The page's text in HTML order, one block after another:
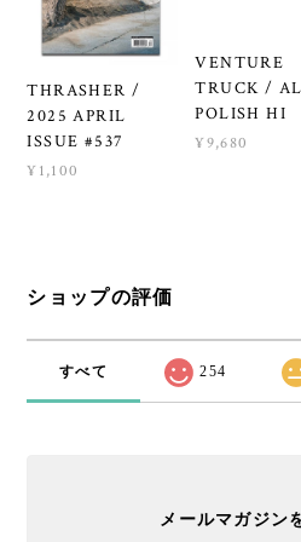
THRASHER /
2025 APRIL
ISSUE #537
¥1,100
VENTURE
TRUCK /
POLISH HI
¥9,680
ショップの評価
すべて 254
メールマガジン